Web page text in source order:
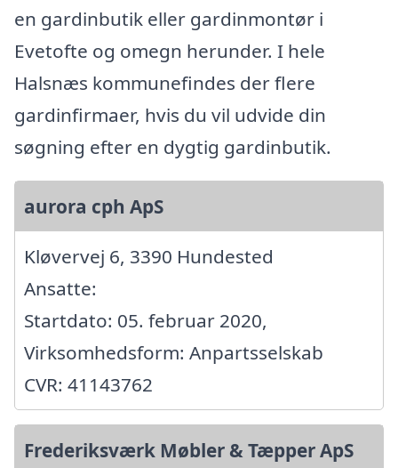
en gardinbutik eller gardinmontør i
Evetofte og omegn herunder. I hele
Halsnæs kommunefindes der flere
gardinfirmaer, hvis du vil udvide din
søgning efter en dygtig gardinbutik.
aurora cph ApS
Kløvervej 6, 3390 Hundested
Ansatte:
Startdato: 05. februar 2020,
Virksomhedsform: Anpartsselskab
CVR: 41143762
Frederiksværk Møbler & Tæpper ApS